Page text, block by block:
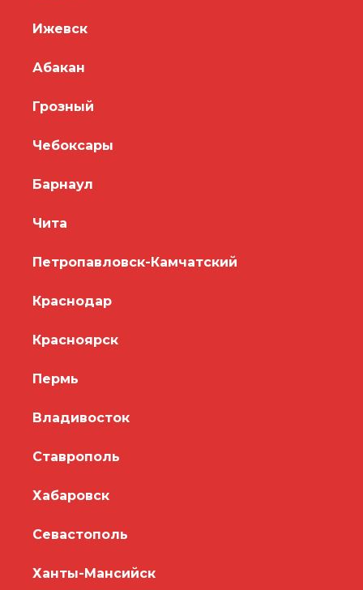
Ижевск
Абакан
Грозный
Чебоксары
Барнаул
Чита
Петропавловск-Камчатский
Краснодар
Красноярск
Пермь
Владивосток
Ставрополь
Хабаровск
Севастополь
Ханты-Мансийск